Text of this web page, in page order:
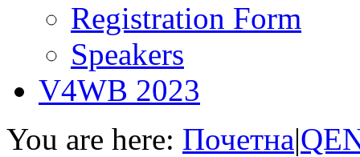
Registration Form
Speakers
V4WB 2023
You are here: Почетна|